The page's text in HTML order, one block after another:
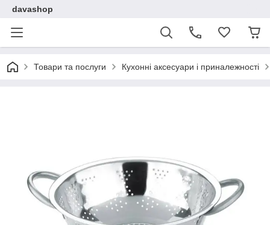
davashop
Товари та послуги Кухонні аксесуари і приналежності